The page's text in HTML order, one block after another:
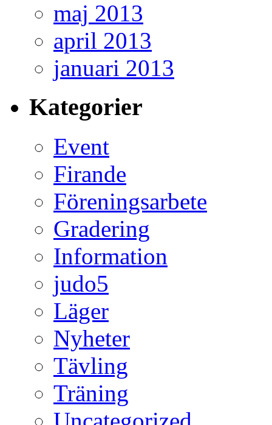
maj 2013
april 2013
januari 2013
Kategorier
Event
Firande
Föreningsarbete
Gradering
Information
judo5
Läger
Nyheter
Tävling
Träning